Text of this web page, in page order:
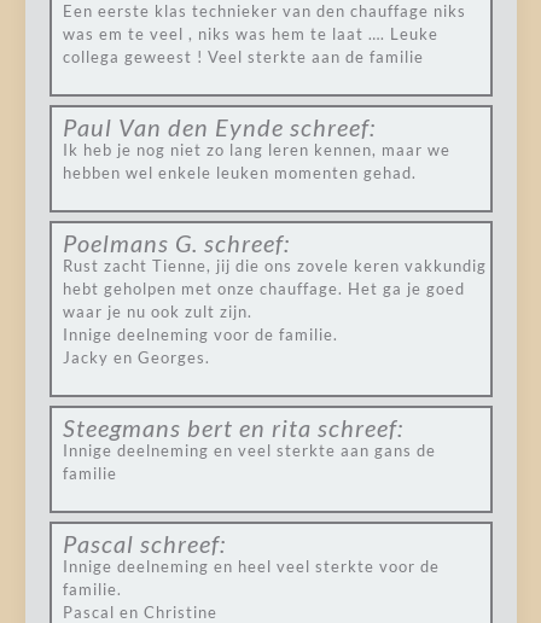
Een eerste klas technieker van den chauffage niks
was em te veel , niks was hem te laat …. Leuke
collega geweest ! Veel sterkte aan de familie
Paul Van den Eynde schreef:
Ik heb je nog niet zo lang leren kennen, maar we
hebben wel enkele leuken momenten gehad.
Poelmans G. schreef:
Rust zacht Tienne, jij die ons zovele keren vakkundig
hebt geholpen met onze chauffage. Het ga je goed
waar je nu ook zult zijn.
Innige deelneming voor de familie.
Jacky en Georges.
Steegmans bert en rita schreef:
Innige deelneming en veel sterkte aan gans de
familie
Pascal schreef:
Innige deelneming en heel veel sterkte voor de
familie.
Pascal en Christine